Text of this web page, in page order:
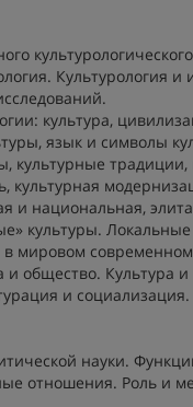
Культурология
культура,
язык и символы
культурные
культурная
и национальная,
культуры.
в мировом
и общество. Культура
и социализация.
науки.
отношения. Роль и